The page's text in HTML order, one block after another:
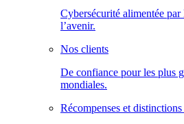
Cybersécurité alimentée
l’avenir.
Nos clients
De confiance pour les plus
mondiales.
Récompenses et